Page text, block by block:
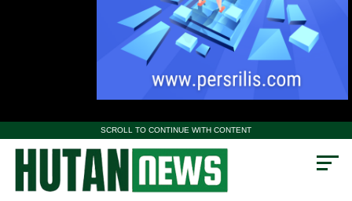
SCROLL TO CONTINUE WITH CONTENT